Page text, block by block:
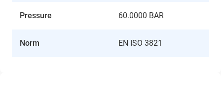
Pressure 60.0000 BAR
Norm EN ISO 3821